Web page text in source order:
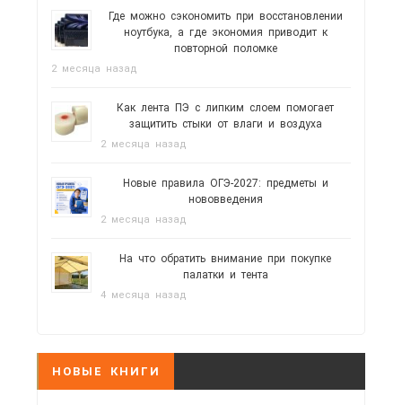
Где можно сэкономить при восстановлении
ноутбука, а где экономия приводит к
повторной поломке
2 месяца назад
Как лента ПЭ с липким слоем помогает
защитить стыки от влаги и воздуха
2 месяца назад
Новые правила ОГЭ-2027: предметы и
нововведения
2 месяца назад
На что обратить внимание при покупке
палатки и тента
4 месяца назад
НОВЫЕ КНИГИ